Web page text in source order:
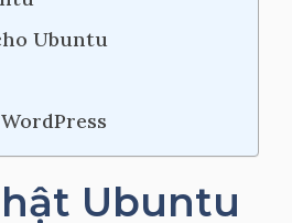
Ubuntu
Ubuntu